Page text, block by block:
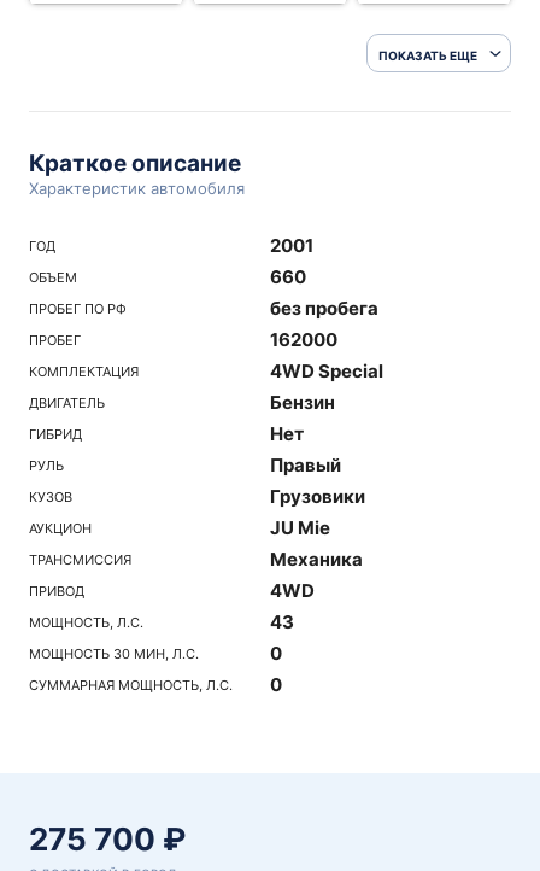
ПОКАЗАТЬ ЕЩЕ
Краткое описание
Характеристик автомобиля
ГОД 2001
ОБЪЕМ 660
ПРОБЕГ ПО РФ без пробега
ПРОБЕГ 162000
КОМПЛЕКТАЦИЯ 4WD Special
ДВИГАТЕЛЬ Бензин
ГИБРИД Нет
РУЛЬ Правый
КУЗОВ Грузовики
АУКЦИОН JU Mie
ТРАНСМИССИЯ Механика
ПРИВОД 4WD
МОЩНОСТЬ, Л.С. 43
МОЩНОСТЬ 30 МИН, Л.С. 0
СУММАРНАЯ МОЩНОСТЬ, Л.С. 0
275 700 ₽